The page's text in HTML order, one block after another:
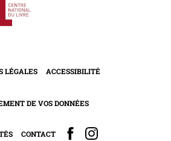
LÉGALES ACCESSIBILITÉ
DE VOS DONNÉES
CONTACT